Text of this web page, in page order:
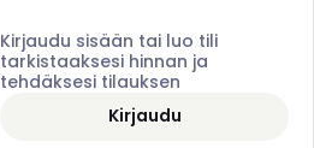
Kirjaudu sisään tai luo tili
tarkistaaksesi hinnan ja
tehdäksesi tilauksen
Kirjaudu